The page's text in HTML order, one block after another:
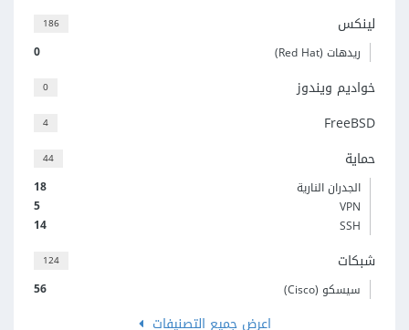
186 لينكس
0 ريدهات (Red Hat)
0 خواديم ويندوز
4 FreeBSD
44 حماية
18
الجدران النارية
5
VPN
14
SSH
124 شبكات
56 سيسكو (Cisco)
اعرض جميع التصنيفات